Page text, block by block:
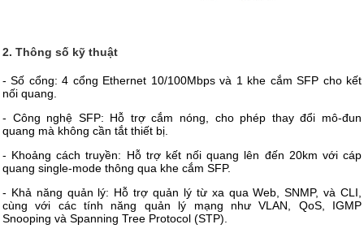
2. Thông số kỹ thuật
- Số cổng: 4 cổng Ethernet 10/100Mbps và 1 khe cắm SFP cho kết
nối quang.
- Công nghệ SFP: Hỗ trợ cắm nóng, cho phép thay đổi mô-đun
quang mà không cần tắt thiết bị.
- Khoảng cách truyền: Hỗ trợ kết nối quang lên đến 20km với cáp
quang single-mode thông qua khe cắm SFP.
- Khả năng quản lý: Hỗ trợ quản lý từ xa qua Web, SNMP, và CLI,
cùng với các tính năng quản lý mạng như VLAN, QoS, IGMP
Snooping và Spanning Tree Protocol (STP).